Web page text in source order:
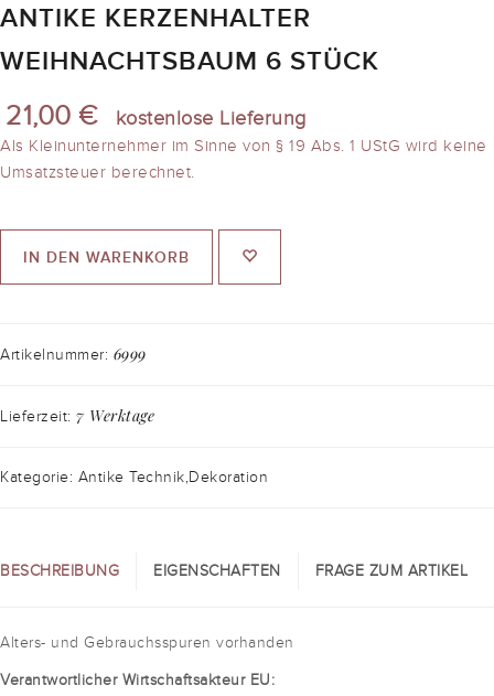
ANTIKE KERZENHALTER
WEIHNACHTSBAUM 6 STÜCK
21,00 € kostenlose Lieferung
Als Kleinunternehmer im Sinne von § 19 Abs. 1 UStG wird keine
Umsatzsteuer berechnet.
IN DEN WARENKORB
Artikelnummer: 6999
Lieferzeit: 7 Werktage
Kategorie: Antike Technik,Dekoration
BESCHREIBUNG EIGENSCHAFTEN FRAGE ZUM ARTIKEL
Alters- und Gebrauchsspuren vorhanden
Verantwortlicher Wirtschaftsakteur EU: